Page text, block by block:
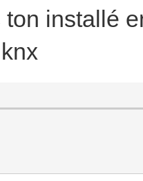
installé